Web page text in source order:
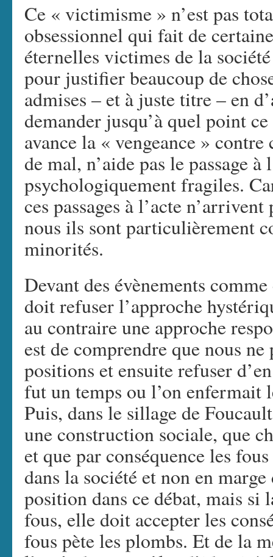
Ce « victimisme » n’est pas
obsessionnel qui fait de
éternelles victimes de la
pour justifier beaucoup de
admises – et à juste titre – en
demander jusqu’à quel point
avance la « vengeance »
de mal, n’aide pas le passage
psychologiquement fragiles.
ces passages à l’acte
nous ils sont particulièrement
minorités.
Devant des évènements
doit refuser l’approche
au contraire une approche
est de comprendre que nous
positions et ensuite refuser
fut un temps ou l’on enfermait
Puis, dans le sillage de
une construction sociale, que
et que par conséquence les
dans la société et non en
position dans ce débat, mais si
fous, elle doit accepter les
fous pète les plombs. Et de la